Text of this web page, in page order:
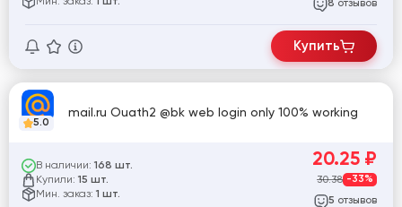
8 отзывов
Купить
5.0
mail.ru Ouath2 @bk web login only 100% working
В наличии: 168 шт.
Купили: 15 шт.
Мин. заказ: 1 шт.
20.25 ₽
30.38 -33%
5 отзывов